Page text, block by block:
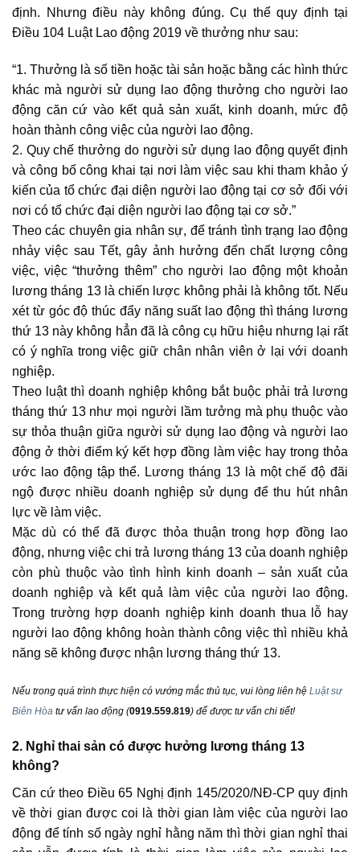
định. Nhưng điều này không đúng. Cụ thể quy định tại
Điều 104 Luật Lao động 2019 về thưởng như sau:
“1. Thưởng là số tiền hoặc tài sản hoặc bằng các hình thức
khác mà người sử dụng lao động thưởng cho người lao
động căn cứ vào kết quả sản xuất, kinh doanh, mức độ
hoàn thành công việc của người lao động.
2. Quy chế thưởng do người sử dụng lao động quyết định
và công bố công khai tại nơi làm việc sau khi tham khảo ý
kiến của tổ chức đại diện người lao động tại cơ sở đối với
nơi có tổ chức đại diện người lao động tại cơ sở.”
Theo các chuyên gia nhân sự, để tránh tình trạng lao động
nhảy việc sau Tết, gây ảnh hưởng đến chất lượng công
việc, việc “thưởng thêm” cho người lao động một khoản
lương tháng 13 là chiến lược không phải là không tốt. Nếu
xét từ góc độ thúc đẩy năng suất lao động thì tháng lương
thứ 13 này không hẳn đã là công cụ hữu hiệu nhưng lại rất
có ý nghĩa trong việc giữ chân nhân viên ở lại với doanh
nghiệp.
Theo luật thì doanh nghiệp không bắt buộc phải trả lương
tháng thứ 13 như mọi người lầm tưởng mà phụ thuộc vào
sự thỏa thuận giữa người sử dụng lao động và người lao
động ở thời điểm ký kết hợp đồng làm việc hay trong thỏa
ước lao động tập thể. Lương tháng 13 là một chế độ đãi
ngộ được nhiều doanh nghiệp sử dụng để thu hút nhân
lực về làm việc.
Mặc dù có thể đã được thỏa thuận trong hợp đồng lao
động, nhưng việc chi trả lương tháng 13 của doanh nghiệp
còn phù thuộc vào tình hình kinh doanh – sản xuất của
doanh nghiệp và kết quả làm việc của người lao động.
Trong trường hợp doanh nghiệp kinh doanh thua lỗ hay
người lao động không hoàn thành công việc thì nhiều khả
năng sẽ không được nhận lương tháng thứ 13.
Nếu trong quá trình thực hiện có vướng mắc thủ tục, vui lòng liên hệ Luật sư
Biên Hòa tư vấn lao động (0919.559.819) để được tư vấn chi tiết!
2. Nghỉ thai sản có được hưởng lương tháng 13
không?
Căn cứ theo Điều 65 Nghị định 145/2020/NĐ-CP quy định
về thời gian được coi là thời gian làm việc của người lao
động để tính số ngày nghỉ hằng năm thì thời gian nghỉ thai